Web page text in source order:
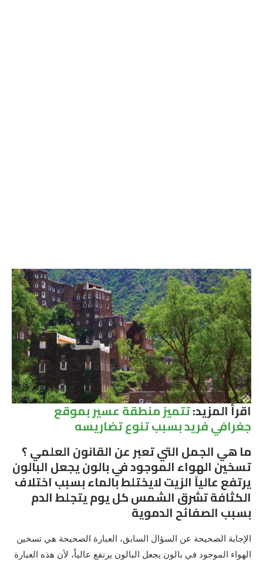
اقرأ المزيد:تتميز منطقة عسير بموقع
جغرافي فريد بسبب تنوع تضاريسه
ما هي الجمل التي تعبر عن القانون العلمي ؟
تسخين الهواء الموجود في بالون يجعل البالون
يرتفع عالياً الزيت لايختلط بالماء بسبب اختلاف
الكثافة تشرق الشمس كل يوم يتجلط الدم
بسبب الصفائح الدموية
الإجابة الصحيحة عن السؤال السابق، العبارة الصحيحة هي تسخين
الهواء الموجود في بالون يجعل البالون يرتفع عالياً، لأن هذه العبارة